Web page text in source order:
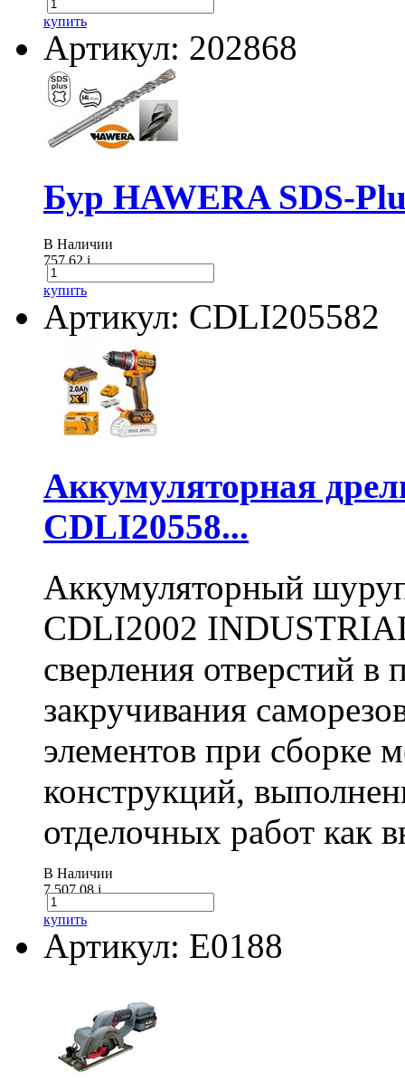
купить
Артикул: 202868
Бур HAWERA SDS-
В Наличии
757.62i
купить
Артикул: CDLI205582
Аккумуляторная
CDLI20558...
Аккумуляторный
CDLI2002
сверления отверстий в
закручивания
элементов при сборке
конструкций,
отделочных работ как
В Наличии
7 507.08i
купить
Артикул: E0188